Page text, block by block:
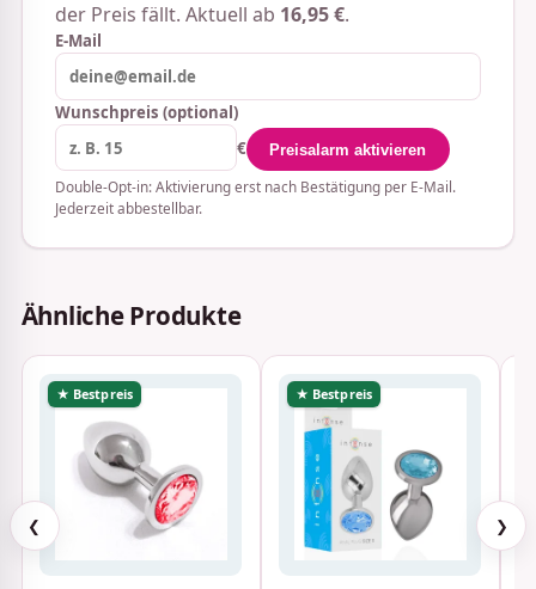
der Preis fällt. Aktuell ab 16,95 €.
E-Mail
Wunschpreis (optional)
€
Preisalarm aktivieren
Double-Opt-in: Aktivierung erst nach Bestätigung per E-Mail.
Jederzeit abbestellbar.
Ähnliche Produkte
❮
★ Bestpreis ★ Bestpreis
❯